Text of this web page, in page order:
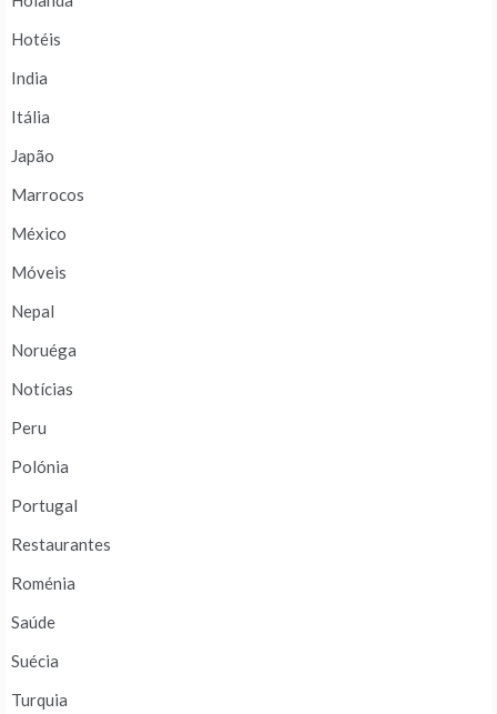
Hotéis
India
Itália
Japão
Marrocos
México
Móveis
Nepal
Noruéga
Notícias
Peru
Polónia
Portugal
Restaurantes
Roménia
Saúde
Suécia
Turquia